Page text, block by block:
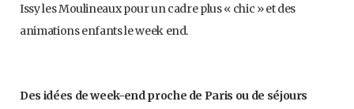
Issy les Moulineaux pour un cadre plus « chic » et des
animations enfants le week end.
Des idées de week-end proche de Paris ou de séjours